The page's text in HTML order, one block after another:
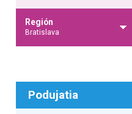
Región
Bratislava
Podujatia